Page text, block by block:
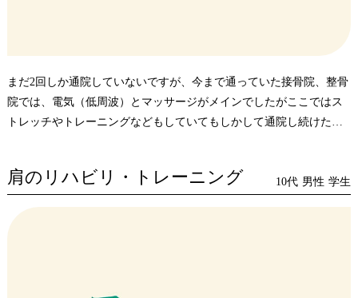
まだ2回しか通院していないですが、今まで通っていた接骨院、整骨
院では、電気（低周波）とマッサージがメインでしたがここではス
トレッチやトレーニングなどもしていてもしかして通院し続けたら
不満はありません。
肩のリハビリ・トレーニング 10代 男性 学生